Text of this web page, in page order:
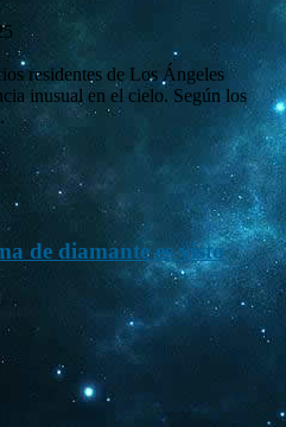
residentes de Los Ángeles
inusual en el cielo. Según los
de diamante es visto